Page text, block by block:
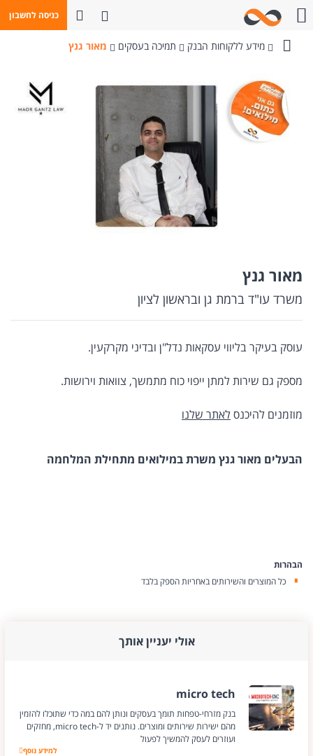
כניסה לחשבון
פתח חיפושחייגו אלינו
מידע ללקוחות הבנק תמיכה בעסקים מאור גנץ
מאור גנץ
משרד עו"ד ברמת גן ובראשון לציון
עוסק בעיקר בליווי עסקאות נדל"ן ובדיני מקרקעין.
מספק גם שירות למתן ייפוי כוח מתמשך, צוואות וירושות.
מוזמנים להיכנסלאתר שלנו
הבעלים מאור גנץ משרת במילואים מתחילת המלחמה
הבהרות
כל המוצרים והשירותים באחריות הספק בלבד
אולי יעניין אותך
micro tech
בנק מזרחי-טפחות תומך בעסקים ונותן להם במה כדי שתוכלו להזמין
מהם ישירות שירותים ומוצרים. נותנים יד ל-micro tech, מחזקים
ועוזרים לעסק להמשיך לפעול
micro tech
למידע נוסף